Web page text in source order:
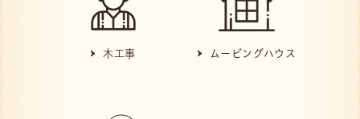
木工事 ムービングハウス